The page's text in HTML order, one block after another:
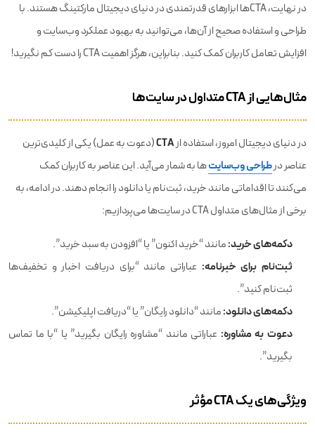
در نهایت، CTA‌ها ابزارهای قدرتمندی در دنیای دیجیتال مارکتینگ هستند. با
طراحی و استفاده صحیح از آن‌ها، می‌توانید به بهبود عملکرد وب‌سایت و
افزایش تعامل کاربران کمک کنید. بنابراین، هرگز اهمیت CTA را دست کم نگیرید!
مثال‌هایی از CTA متداول در سایت‌ها
در دنیای دیجیتال امروز، استفاده ازCTA(دعوت به عمل) یکی از کلیدی‌ترین
عناصر درطراحی وب‌سایت‌ها به شمار می‌آید. این عناصر به کاربران کمک
می‌کنند تا اقداماتی مانند خرید، ثبت‌نام یا دانلود را انجام دهند. در ادامه، به
برخی از مثال‌های متداول CTA در سایت‌ها می‌پردازیم:
دکمه‌های خرید:مانند “خرید اکنون” یا “افزودن به سبد خرید”.
ثبت‌نام برای خبرنامه: عباراتی مانند “برای دریافت اخبار و تخفیف‌ها
ثبت‌نام کنید”.
دکمه‌های دانلود:مانند “دانلود رایگان” یا “دریافت اپلیکیشن”.
دعوت به مشاوره: عباراتی مانند “مشاوره رایگان بگیرید” یا “با ما تماس
بگیرید”.
ویژگی‌های یک CTA مؤثر